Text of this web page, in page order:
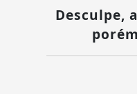
Desculpe,